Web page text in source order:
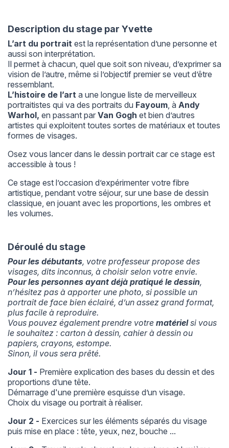
Description du stage par Yvette
L’art du portrait est la représentation d’une personne et
aussi son interprétation.
Il permet à chacun, quel que soit son niveau, d’exprimer sa
vision de l’autre, même si l’objectif premier se veut d’être
ressemblant.
L’histoire de l’art a une longue liste de merveilleux
portraitistes qui va des portraits du Fayoum , à Andy
Warhol, en passant par Van Gogh et bien d’autres
artistes qui exploitent toutes sortes de matériaux et toutes
formes de visages.
Osez vous lancer dans le dessin portrait car ce stage est
accessible à tous !
Ce stage est l’occasion d’expérimenter votre fibre
artistique, pendant votre séjour, sur une base de dessin
classique, en jouant avec les proportions, les ombres et
les volumes.
Déroulé du stage
Pour les débutants, votre professeur propose des
visages, dits inconnus, à choisir selon votre envie.
Pour les personnes ayant déjà pratiqué le dessin,
n’hésitez pas à apporter une photo, si possible un
portrait de face bien éclairé, d’un assez grand format,
plus facile à reproduire.
Vous pouvez également prendre votre matérielsi vous
le souhaitez : carton à dessin, cahier à dessin ou
papiers, crayons, estompe.
Sinon, il vous sera prêté.
Jour 1 - Première explication des bases du dessin et des
proportions d’une tête.
Démarrage d'une première esquisse d’un visage.
Choix du visage ou portrait à réaliser.
Jour 2 - Exercices sur les éléments séparés du visage
puis mise en place : tête, yeux, nez, bouche ...